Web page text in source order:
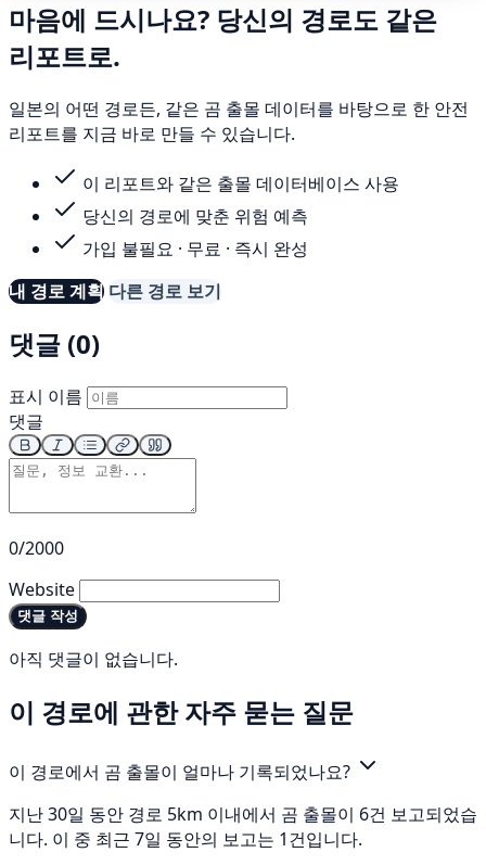
마음에 드시나요? 당신의 경로도 같은
리포트로.
일본의 어떤 경로든, 같은 곰 출몰 데이터를 바탕으로 한 안전
리포트를 지금 바로 만들 수 있습니다.
이 리포트와 같은 출몰 데이터베이스 사용
당신의 경로에 맞춘 위험 예측
가입 불필요 · 무료 · 즉시 완성
내 경로 계획 다른 경로 보기
댓글 (0)
표시 이름
댓글
0/2000
Website
댓글 작성
아직 댓글이 없습니다.
이 경로에 관한 자주 묻는 질문
이 경로에서 곰 출몰이 얼마나 기록되었나요?
지난 30일 동안 경로 5km 이내에서 곰 출몰이 6건 보고되었습
니다. 이 중 최근 7일 동안의 보고는 1건입니다.